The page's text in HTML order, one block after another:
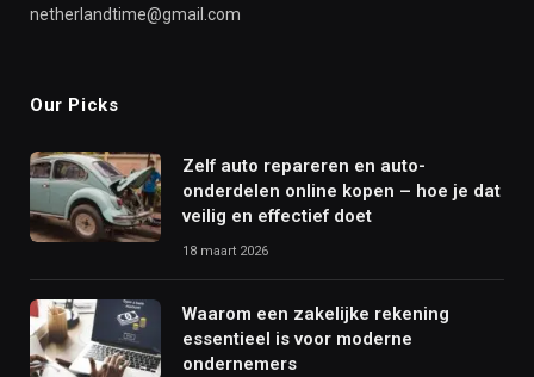
netherlandtime@gmail.com
Our Picks
Zelf auto repareren en auto-
onderdelen online kopen – hoe je dat
veilig en effectief doet
18 maart 2026
Waarom een zakelijke rekening
essentieel is voor moderne
ondernemers